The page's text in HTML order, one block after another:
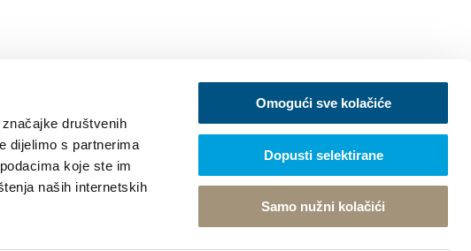
društvenih
dijelimo s partnerima
koje ste im
naših internetskih
Omogući sve kolačiće
Dopusti selektirane
Samo nužni kolačići